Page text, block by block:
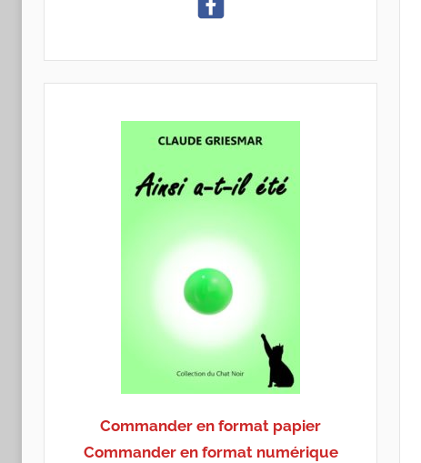
Commander en format papier
Commander en format numérique